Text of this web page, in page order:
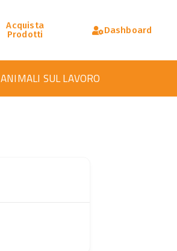
Acquista
Prodotti
Dashboard
ANIMALI SUL LAVORO